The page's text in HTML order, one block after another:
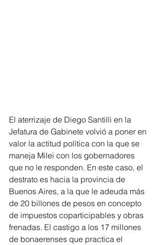
El aterrizaje de Diego Santilli en la
Jefatura de Gabinete volvió a poner en
valor la actitud política con la que se
maneja Milei con los gobernadores
que no le responden. En este caso, el
destrato es hacia la provincia de
Buenos Aires, a la que le adeuda más
de 20 billones de pesos en concepto
de impuestos coparticipables y obras
frenadas. El castigo a los 17 millones
de bonaerenses que practica el